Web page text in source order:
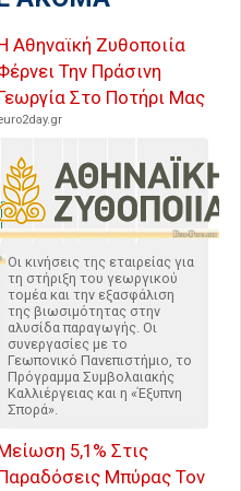
Αθηναϊκή Ζυθοποιία
Την Πράσινη
Στο Ποτήρι Μας
Οι κινήσεις της εταιρείας για
τη στήριξη του γεωργικού
τομέα και την εξασφάλιση
της βιωσιμότητας στην
αλυσίδα παραγωγής. Οι
συνεργασίες με το
Γεωπονικό Πανεπιστήμιο, το
Πρόγραμμα Συμβολαιακής
Καλλιέργειας και η «Έξυπνη
Σπορά».
5,1% Στις
Μπύρας Τον